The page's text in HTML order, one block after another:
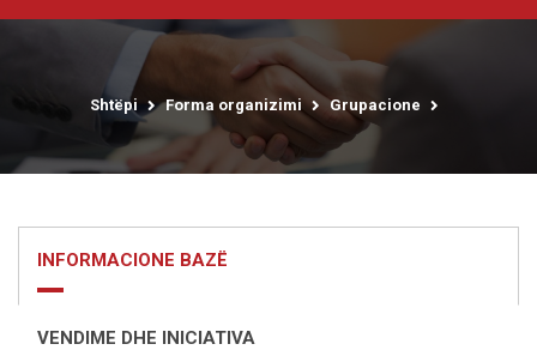
Shtëpi Forma organizimi Grupacione
INFORMACIONE BAZË
VENDIME DHE INICIATIVA